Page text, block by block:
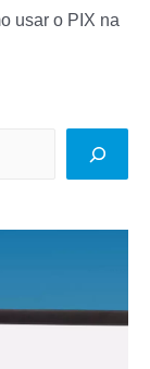
usar o PIX na